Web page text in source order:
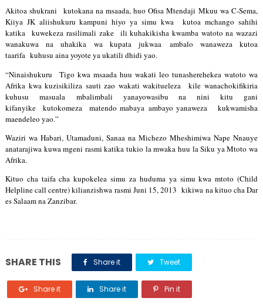
Akitoa shukrani  kutokana na msaada, huo Ofisa Mtendaji Mkuu wa C-Sema,
Kiiya JK aliishukuru kampuni hiyo ya simu kwa  kutoa mchango sahihi
katika  kuwekeza rasilimali zake  ili kuhakikisha kwamba watoto na wazazi
wanakuwa na uhakika wa kupata jukwaa ambalo wanaweza kutoa
taarifa  kuhusu aina yoyote ya ukatili dhidi yao.
“Ninaishukuru  Tigo kwa msaada huu wakati leo tunasherehekea watoto wa
Afrika kwa kuzisikiliza sauti zao wakati wakitueleza  kile wanachokifikiria
kuhusu masuala mbalimbali yanayowasibu na nini kitu gani
kifanyike  kutokomeza  matendo mabaya ambayo yanaweza   kukwamisha
maendeleo yao.”
Waziri wa Habari, Utamaduni, Sanaa na Michezo Mheshimiwa Nape Nnauye
anatarajiwa kuwa mgeni rasmi katika tukio la mwaka huu la Siku ya Mtoto wa
Afrika.
Kituo cha taifa cha kupokelea simu za huduma ya simu kwa mtoto (Child
Helpline call centre) kilianzishwa rasmi Juni 15, 2013  kikiwa na kituo cha Dar
es Salaam na Zanzibar.
SHARE THIS Share it Tweet
Share it Share it Pin it